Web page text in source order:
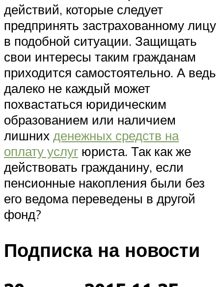
действий, которые следует
предпринять застрахованному лицу
в подобной ситуации. Защищать
свои интересы таким гражданам
приходится самостоятельно. А ведь
далеко не каждый может
похвастаться юридическим
образованием или наличием
лишних денежных средств на
оплату услуг юриста. Так как же
действовать гражданину, если
пенсионные накопления были без
его ведома переведены в другой
фонд?
Подписка на новости